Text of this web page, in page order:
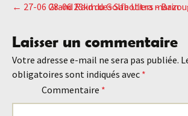
Navigation
des
articles
← 27-06 Grand Raid du Golfe Ultra marin
28-06 23km des Sabotiers -
Laisser un commentaire
Votre adresse e-mail ne sera pas publiée.
obligatoires sont indiqués avec *
Commentaire *